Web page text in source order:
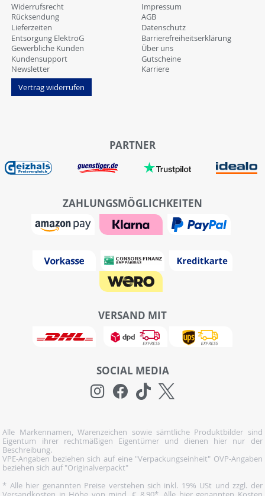
Widerrufsrecht
Rücksendung
Lieferzeiten
Entsorgung ElektroG
Gewerbliche Kunden
Kundensupport
Newsletter
Vertrag widerrufen
Impressum
AGB
Datenschutz
Barrierefreiheitserklärung
Über uns
Gutscheine
Karriere
PARTNER
ZAHLUNGSMÖGLICHKEITEN
VERSAND MIT
SOCIAL MEDIA
Alle Markennamen, Warenzeichen sowie sämtliche Produktbilder sind
Eigentum ihrer rechtmäßigen Eigentümer und dienen hier nur der
Beschreibung.
VPE-Angaben beziehen sich auf eine "Verpackungseinheit" OVP-Angaben
beziehen sich auf "Originalverpackt"
* Alle hier genannten Preise verstehen sich inkl. 19% USt und zzgl. der